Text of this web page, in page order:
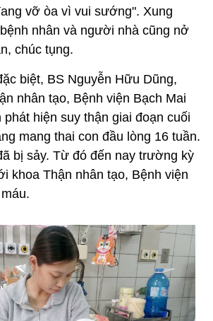
vỡ òa vì vui sướng". Xung
nhân và người nhà cũng nở
chúc tụng.
biệt, BS Nguyễn Hữu Dũng,
nhân tạo, Bệnh viện Bạch Mai
phát hiện suy thận giai đoạn cuối
mang thai con đầu lòng 16 tuần.
bị sảy. Từ đó đến nay trường kỳ
khoa Thận nhân tạo, Bệnh viện